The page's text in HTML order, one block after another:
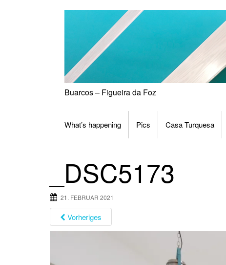
Buarcos – Figueira da Foz
What’s happening Pics Casa Turquesa
_DSC5173
21. FEBRUAR 2021
Vorheriges